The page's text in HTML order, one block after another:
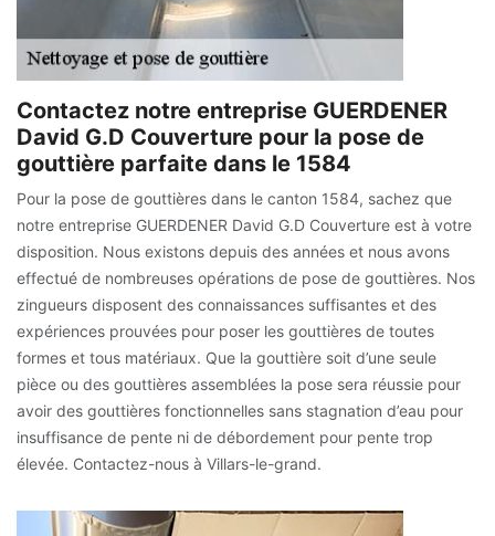
Contactez notre entreprise GUERDENER
David G.D Couverture pour la pose de
gouttière parfaite dans le 1584
Pour la pose de gouttières dans le canton 1584, sachez que
notre entreprise GUERDENER David G.D Couverture est à votre
disposition. Nous existons depuis des années et nous avons
effectué de nombreuses opérations de pose de gouttières. Nos
zingueurs disposent des connaissances suffisantes et des
expériences prouvées pour poser les gouttières de toutes
formes et tous matériaux. Que la gouttière soit d’une seule
pièce ou des gouttières assemblées la pose sera réussie pour
avoir des gouttières fonctionnelles sans stagnation d’eau pour
insuffisance de pente ni de débordement pour pente trop
élevée. Contactez-nous à Villars-le-grand.